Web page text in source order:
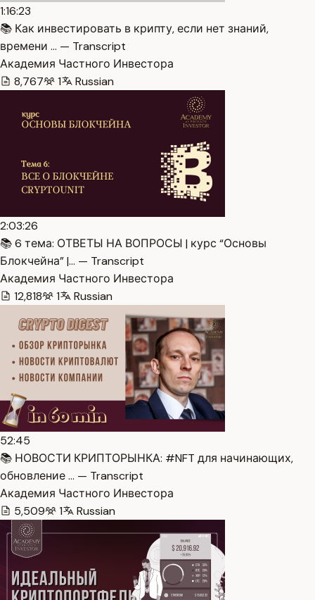
1:16:23
📚 Как инвестировать в крипту, если нет знаний,
времени … — Transcript
Академия Частного Инвестора
8,767
1 Russian
2:03:26
📚 6 тема: ОТВЕТЫ НА ВОПРОСЫ | курс “Основы
Блокчейна” |… — Transcript
Академия Частного Инвестора
12,818
1 Russian
52:45
📚 НОВОСТИ КРИПТОРЫНКА: #NFT для начинающих,
обновление … — Transcript
Академия Частного Инвестора
5,509
1 Russian